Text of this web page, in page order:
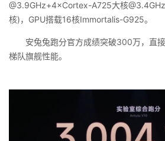
@3.9GHz+4×Cortex-A725大核
核)，GPU搭载16核Immortalis-G925。
安兔兔跑分官方成绩突破300万，直
梯队旗舰性能。